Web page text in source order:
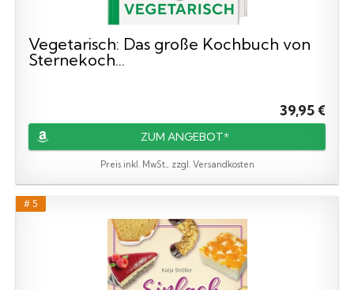
Vegetarisch: Das große Kochbuch von
Sternekoch...
39,95 €
ZUM ANGEBOT*
Preis inkl. MwSt., zzgl. Versandkosten
# 5